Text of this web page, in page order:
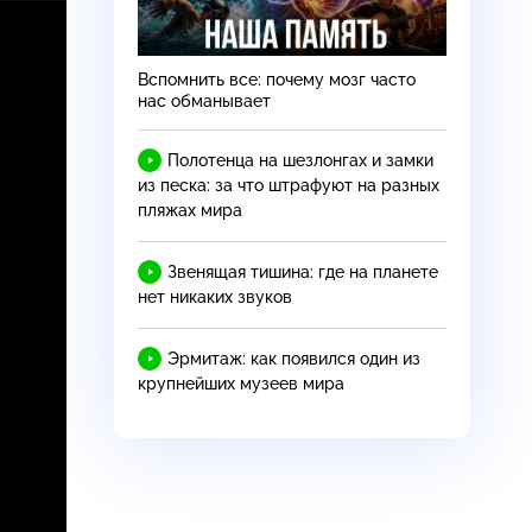
Вспомнить все: почему мозг часто
нас обманывает
Полотенца на шезлонгах и замки
из песка: за что штрафуют на разных
пляжах мира
Звенящая тишина: где на планете
нет никаких звуков
Эрмитаж: как появился один из
крупнейших музеев мира